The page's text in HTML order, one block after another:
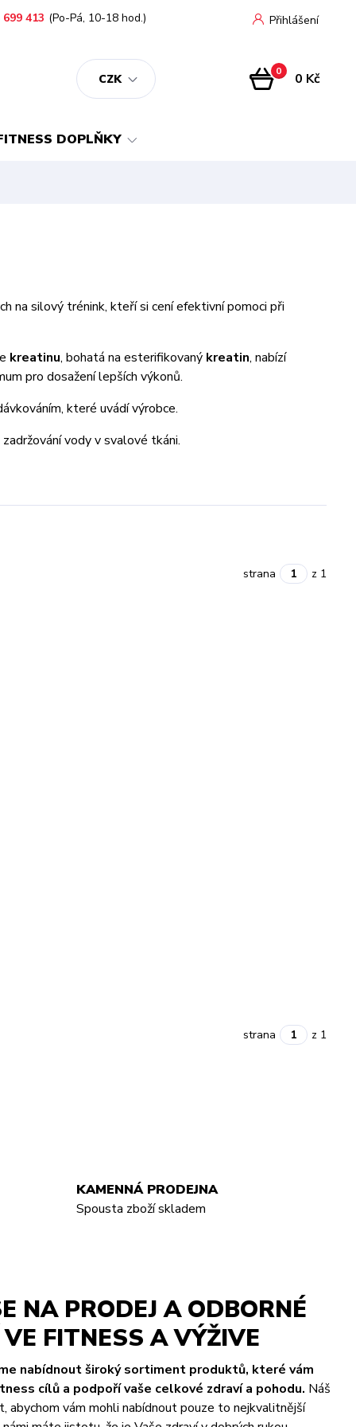
CZK
Přihlášení
413 (Po-Pá, 10-18 hod.)
0 0 Kč
DOPLŇKY
na silový trénink, kteří si cení efektivní pomoci při
kreatinu, bohatá na esterifikovaný kreatin, nabízí
pro dosažení lepších výkonů.
které uvádí výrobce.
vody v svalové tkáni.
strana z 1
strana z 1
KAMENNÁ PRODEJNA
Spousta zboží skladem
NA PRODEJ A ODBORNÉ
FITNESS A VÝŽIVE
nabídnout široký sortiment produktů, které vám
cílů a podpoří vaše celkové zdraví a pohodu. Náš
abychom vám mohli nabídnout pouze to nejkvalitnější